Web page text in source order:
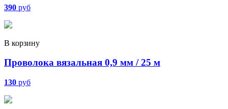
390 руб
В корзину
Проволока вязальная 0,9 мм / 25 м
130 руб